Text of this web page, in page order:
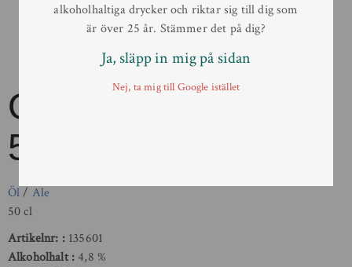
Old Speckled Hen
50cl
Öl/ Ale
50 cl
Artikelnr:
135601
Alkoholhalt 4,8 %
alkoholhaltiga drycker och riktar sig till dig som
är över 25 år. Stämmer det på dig?
Ja, släpp in mig på sidan
Nej, ta mig till Google istället